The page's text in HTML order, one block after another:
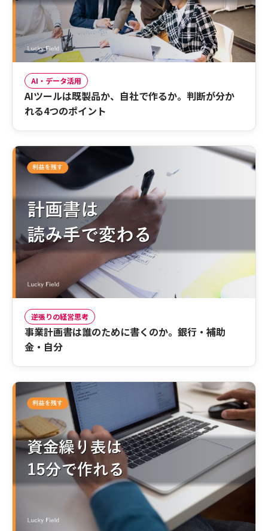
AI・データ活用
AIツールは既製品か、自社で作るか。判断が分か
れる4つのポイント
逆張りの経営思考
事業計画書は誰のために書くのか。銀行・補助
金・自分